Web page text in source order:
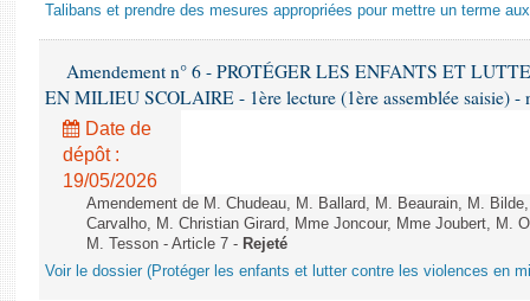
Talibans et prendre des mesures appropriées pour mettre un terme
Amendement n° 6 - PROTÉGER LES ENFANTS ET
EN MILIEU SCOLAIRE - 1ère lecture (1ère assemblée saisie) -
Date de
dépôt :
19/05/2026
Amendement de M. Chudeau, M. Ballard, M. Beaurain, M.
Carvalho, M. Christian Girard, Mme Joncour, Mme Joubert, M.
M. Tesson - Article 7 - Rejeté
Voir le dossier (Protéger les enfants et lutter contre les violences en